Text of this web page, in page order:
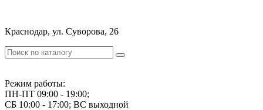
Краснодар, ул. Суворова, 26
Режим работы:
ПН-ПТ 09:00 - 19:00;
СБ 10:00 - 17:00; ВС выходной